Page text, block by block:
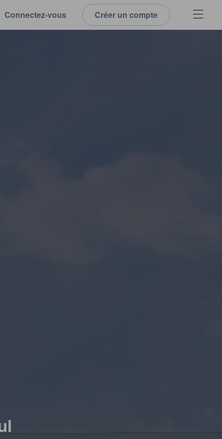
Connectez-vous Créer un compte